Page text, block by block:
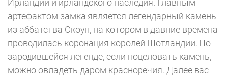
Ирландии и ирландского наследия. Главным
артефактом замка является легендарный камень
из аббатства Скоун, на котором в давние времена
проводилась коронация королей Шотландии. По
зародившейся легенде, если поцеловать камень,
можно овладеть даром красноречия. Далее вас